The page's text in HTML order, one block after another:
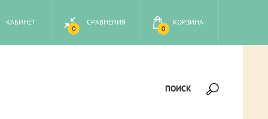
0
КОРЗИНА
СРАВНЕНИЯ
0
КАБИНЕТ
ПОИСК